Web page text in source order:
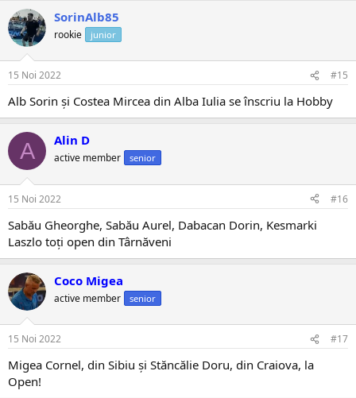
c
ț
i
SorinAlb85
rookie junior
15 Noi 2022 #15
Alb Sorin și Costea Mircea din Alba Iulia se înscriu la Hobby
A Alin D
active member senior
15 Noi 2022 #16
Sabău Gheorghe, Sabău Aurel, Dabacan Dorin, Kesmarki
Laszlo toți open din Târnăveni
Coco Migea
active member senior
15 Noi 2022 #17
Migea Cornel, din Sibiu și Stăncălie Doru, din Craiova, la
Open!